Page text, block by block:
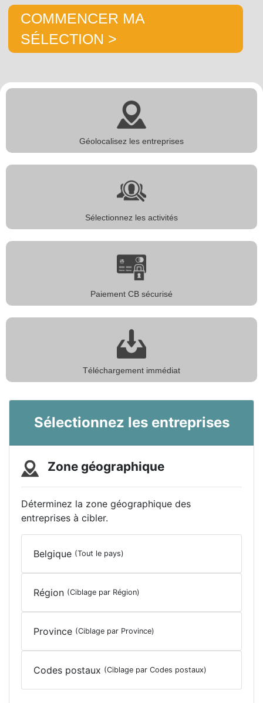
COMMENCER MA
SÉLECTION >
Géolocalisez les entreprises
Sélectionnez les activités
Paiement CB sécurisé
Téléchargement immédiat